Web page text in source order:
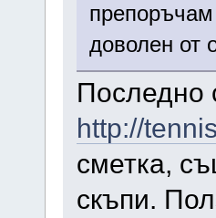
доволен от
Последно
http://
сметка,
скъпи.